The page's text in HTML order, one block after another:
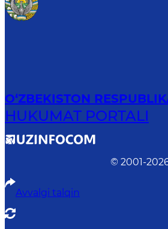
O‘ZBEKISTON
HUKUMAT PORTALI
© 2001-
Avvalgi talqin